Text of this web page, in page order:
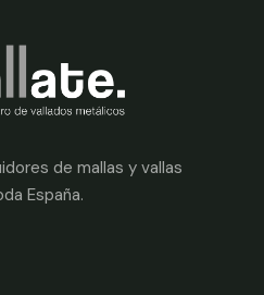
de mallas y vallas
España.